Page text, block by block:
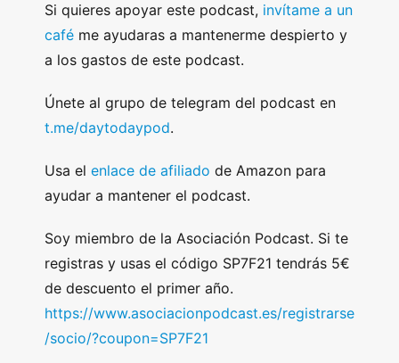
Si quieres apoyar este podcast, invítame a un
café me ayudaras a mantenerme despierto y
a los gastos de este podcast.
Únete al grupo de telegram del podcast en
t.me/daytodaypod.
Usa el enlace de afiliado de Amazon para
ayudar a mantener el podcast.
Soy miembro de la Asociación Podcast. Si te
registras y usas el código SP7F21 tendrás 5€
de descuento el primer año.
https://www.asociacionpodcast.es/registrarse
/socio/?coupon=SP7F21